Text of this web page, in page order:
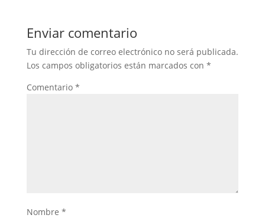
Enviar comentario
Tu dirección de correo electrónico no será publicada.
Los campos obligatorios están marcados con *
Comentario *
Nombre *